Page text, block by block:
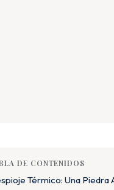
DE CONTENIDOS
Térmico: Una Piedra